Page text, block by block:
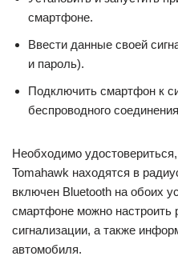
смартфоне.
Ввести данные своей
и пароль).
Подключить смартфон к
беспроводного
Необходимо
Tomahawk находятся в
включен Bluetooth на обоих
смартфоне можно настроить
сигнализации, а также
автомобиля.